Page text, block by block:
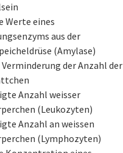
Werte eines
aus der
(Amylase)
der Anzahl der
Anzahl weisser
(Leukozyten)
Anzahl an weissen
(Lymphozyten)